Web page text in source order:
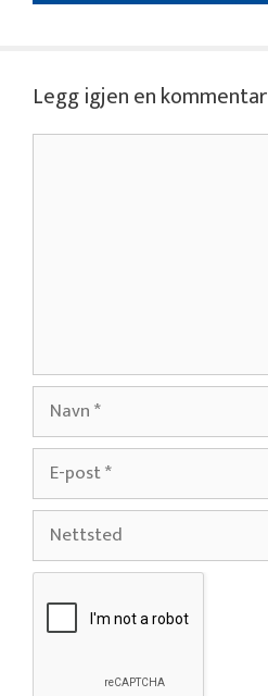
Legg igjen en kommentar
Navn
post
Nettsted